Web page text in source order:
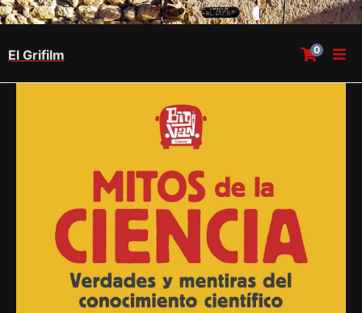
El Grifilm 0